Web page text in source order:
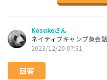
Kosukeさん
ネイティブキャンプ英会
2023/12/20 07:31
回答